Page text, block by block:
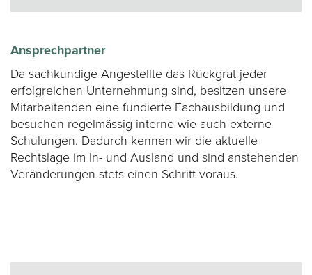
Ansprechpartner
Da sachkundige Angestellte das Rückgrat jeder
erfolgreichen Unternehmung sind, besitzen unsere
Mitarbeitenden eine fundierte Fachausbildung und
besuchen regelmässig interne wie auch externe
Schulungen. Dadurch kennen wir die aktuelle
Rechtslage im In- und Ausland und sind anstehenden
Veränderungen stets einen Schritt voraus.